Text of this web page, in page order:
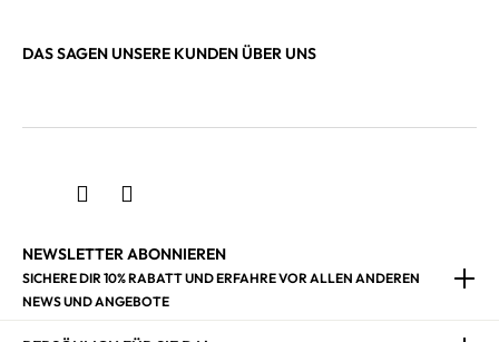
DAS SAGEN UNSERE KUNDEN ÜBER UNS
NEWSLETTER ABONNIEREN
SICHERE DIR 10% RABATT UND ERFAHRE VOR ALLEN ANDEREN
NEWS UND ANGEBOTE